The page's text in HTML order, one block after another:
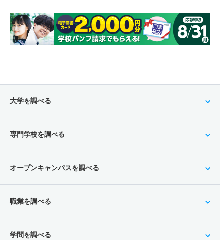
大学を調べる
専門学校を調べる
オープンキャンパスを調べる
職業を調べる
学問を調べる